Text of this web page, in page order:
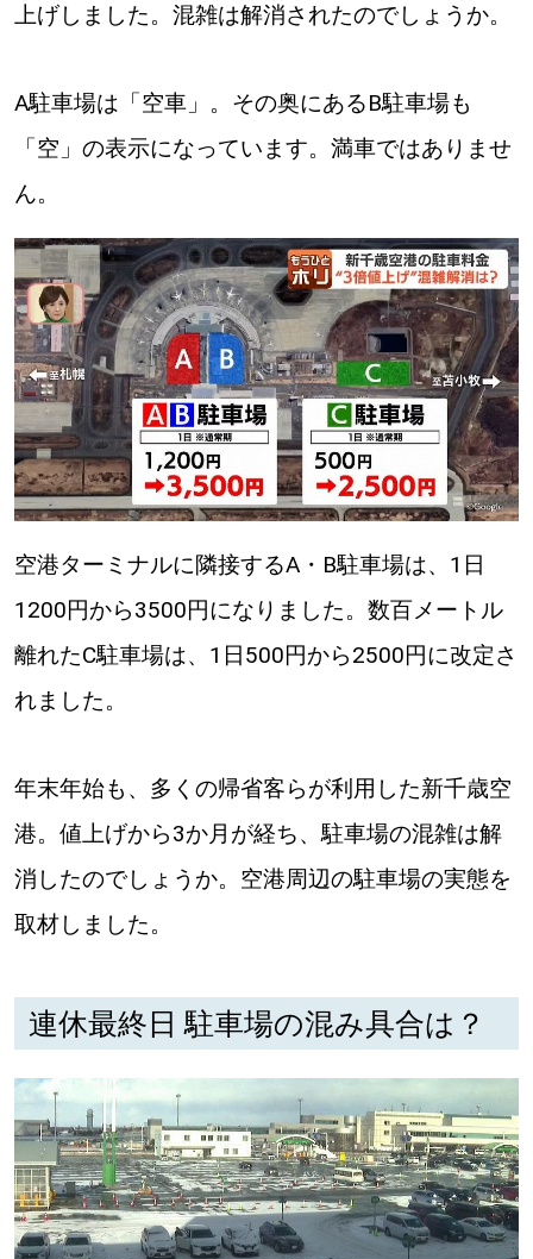
北海道で暮らす、あなたとつくる、
明日への”きっかけ”WEBマガジン
パートナーメディア
運営会社 広告掲載
情報提供・お問い合わせ 利用規約
道央
KEYWORD
Sitakke編集部あい
【いろんな価値観や生き方に触れたい】
Sitakke編集部 IKU 【まったり楽しみたい】
【暮らしの知恵を身につけたい】 札幌市
【札幌のお気に入りを見つけたい】
【道東のお気に入りを見つけたい】
上げしました。混雑は解消されたのでしょうか。
A駐車場は「空車」。その奥にあるB駐車場も
「空」の表示になっています。満車ではありませ
ん。
空港ターミナルに隣接するA・B駐車場は、1日
1200円から3500円になりました。数百メートル
離れたC駐車場は、1日500円から2500円に改定さ
れました。
年末年始も、多くの帰省客らが利用した新千歳空
港。値上げから3か月が経ち、駐車場の混雑は解
消したのでしょうか。空港周辺の駐車場の実態を
取材しました。
連休最終日 駐車場の混み具合は？